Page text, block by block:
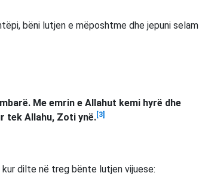
bëni lutjen e mëposhtme dhe jepuni selam
Me emrin e Allahut kemi hyrë dhe
tek Allahu, Zoti ynë.[3]
kur dilte në treg bënte lutjen vijuese: